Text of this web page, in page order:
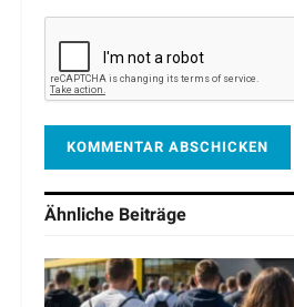
Ähnliche Beiträge